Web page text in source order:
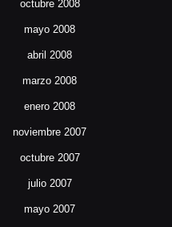
octubre 2008
mayo 2008
abril 2008
marzo 2008
enero 2008
noviembre 2007
octubre 2007
julio 2007
mayo 2007